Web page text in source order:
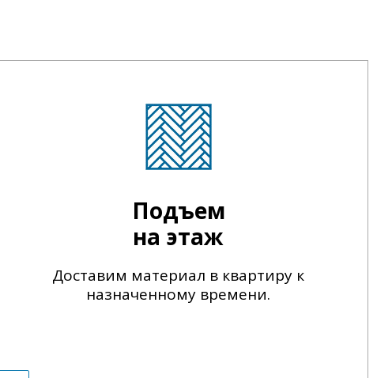
Подъем
на этаж
Доставим материал в квартиру к
назначенному времени.